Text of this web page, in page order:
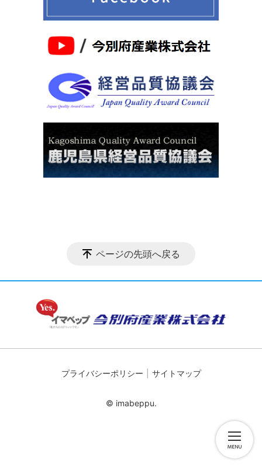
ページの先頭へ戻る
プライバシーポリシー サイトマップ
© imabeppu.